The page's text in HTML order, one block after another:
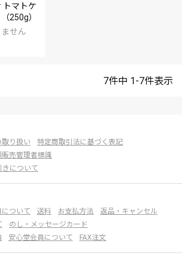
トマトケ
250g）
せん
7件中 1-7件表示
取り扱い
特定商取引法に基づく表記
販売管理者標識
きについて
について 送料 お支払方法
返品・キャンセル
のし・メッセージカード
安心堂会員について FAX注文